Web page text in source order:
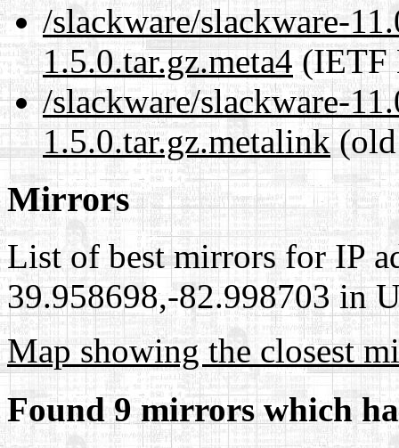
/slackware/slackware-
1.5.0.tar.gz.meta4(IETF
/slackware/slackware-
1.5.0.tar.gz.metalink(old
Mirrors
List of best mirrors for IP
39.958698,-82.998703 in
Map showing the closest
Found 9 mirrors which